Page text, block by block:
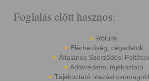
Foglalás előtt hasznos:
Rólunk
Elérhetőség, cégadatok
Általános Szerződési
Adatvédelmi tájékoztató
Tájékoztató utazási